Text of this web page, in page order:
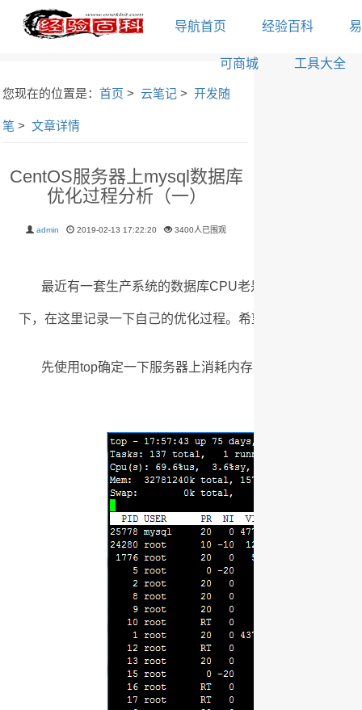
导航首页 经验百科 易
可商城 工具大全
您现在的位置是：首页 >云笔记 >开发随
笔 >文章详情
CentOS服务器上mysql数据库
优化过程分析（一）
admin 2019-02-13 17:22:20 3400人已围观
最近有一套生产系统的数据库CPU老是偏高，发现闲时
下，在这里记录一下自己的优化过程。希望对有类似情况的
先使用top确定一下服务器上消耗内存最大的进程，确定